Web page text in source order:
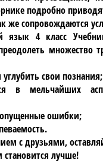
подробно
же сопровождаются
язык 4 класс
множество
свои познания;
в мельчайших
ошибки;
с друзьями,
лучше!